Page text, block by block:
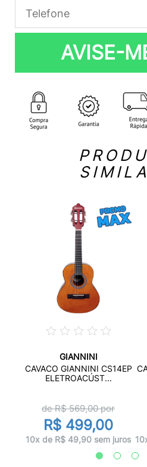
AVISE-
GIANNINI
CAVACO GIANNINI CS14EP
ELETROACÚST...
de R$569,00por
R$ 499,00
10x de R$ 49,90 sem juros